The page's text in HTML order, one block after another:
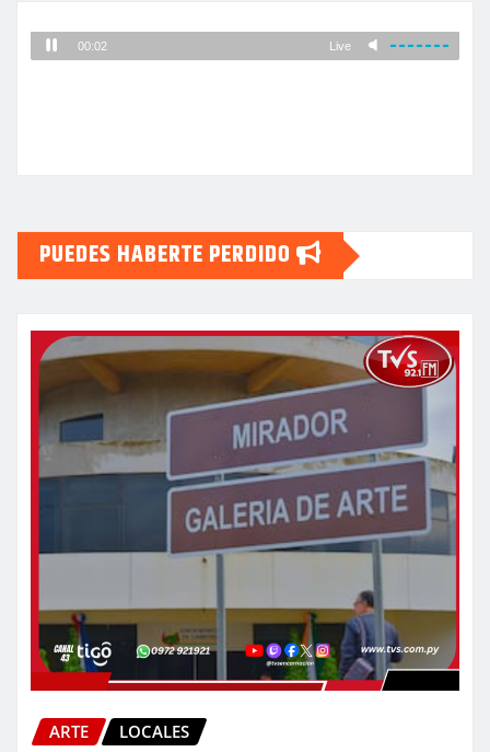
PUEDES HABERTE PERDIDO
ARTE LOCALES